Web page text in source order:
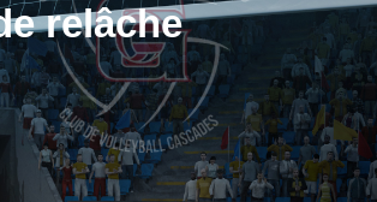
relâche